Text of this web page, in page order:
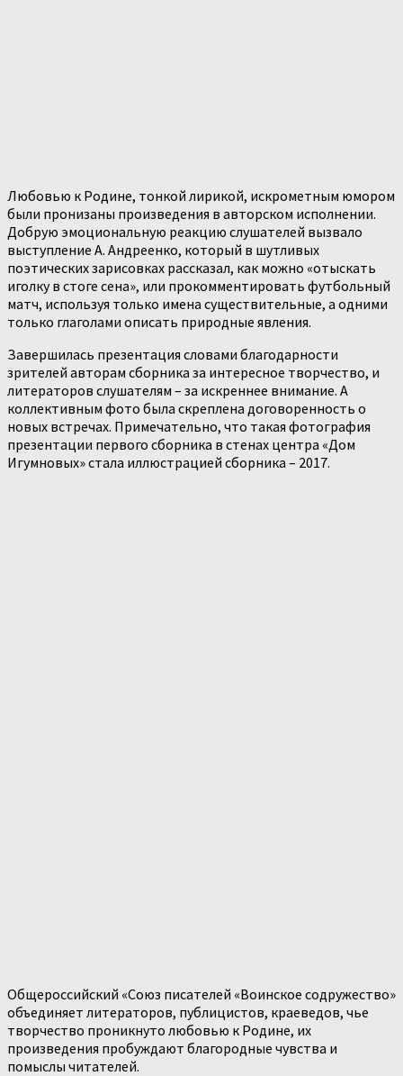
Любовью к Родине, тонкой лирикой, искрометным юмором
были пронизаны произведения в авторском исполнении.
Добрую эмоциональную реакцию слушателей вызвало
выступление А. Андреенко, который в шутливых
поэтических зарисовках рассказал, как можно «отыскать
иголку в стоге сена», или прокомментировать футбольный
матч, используя только имена существительные, а одними
только глаголами описать природные явления.
Завершилась презентация словами благодарности
зрителей авторам сборника за интересное творчество, и
литераторов слушателям – за искреннее внимание. А
коллективным фото была скреплена договоренность о
новых встречах. Примечательно, что такая фотография
презентации первого сборника в стенах центра «Дом
Игумновых» стала иллюстрацией сборника – 2017.
Общероссийский «Союз писателей «Воинское содружество»
объединяет литераторов, публицистов, краеведов, чье
творчество проникнуто любовью к Родине, их
произведения пробуждают благородные чувства и
помыслы читателей.